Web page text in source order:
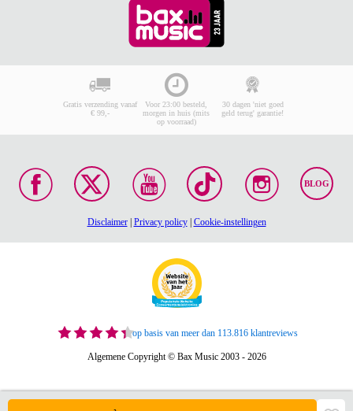
Gratis verzending vanaf
€ 99,-
Voor 23:00 besteld,
morgen in huis (mits
op voorraad)
30 dagen 'niet goed
geld terug' garantie!
BLOG
Disclaimer| Privacy policy| Cookie-instellingen
op basis van meer dan 113.816 klantreviews
Algemene Copyright © Bax Music 2003 - 2026